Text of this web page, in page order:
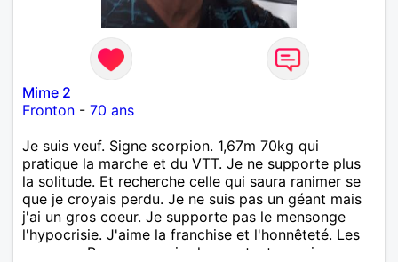
Mime 2
Fronton - 70 ans
Je suis veuf. Signe scorpion. 1,67m 70kg qui
pratique la marche et du VTT. Je ne supporte plus
la solitude. Et recherche celle qui saura ranimer se
que je croyais perdu. Je ne suis pas un géant mais
j'ai un gros coeur. Je supporte pas le mensonge
l'hypocrisie. J'aime la franchise et l'honnêteté. Les
voyages. Pour en savoir plus contacter moi.